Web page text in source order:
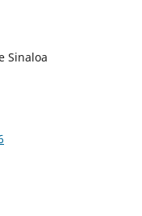
Sinaloa